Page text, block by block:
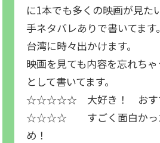
に1本でも多くの映画が見た
手ネタバレありで書いてます。
台湾に時々出かけます。
映画を見ても内容を忘れち
として書いてます。
☆☆☆☆☆ 大好き！ おす
☆☆☆☆ すごく面白かっ
め！